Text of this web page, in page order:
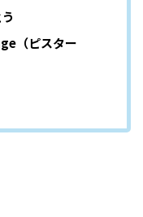
（ピスター